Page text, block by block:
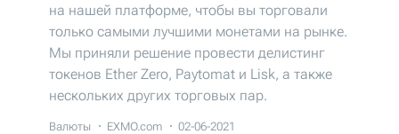
на нашей платформе, чтобы вы торговали
только самыми лучшими монетами на рынке.
Мы приняли решение провести делистинг
токенов Ether Zero, Paytomat и Lisk, а также
нескольких других торговых пар.
Валюты EXMO.com 02-06-2021